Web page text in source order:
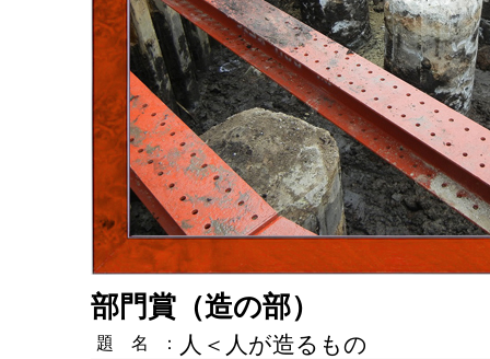
部門賞（造の部）
題 名 ： 人＜人が造るもの